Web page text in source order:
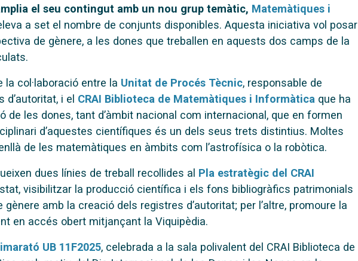
el seu contingut amb un nou grup temàtic, Matemàtiques i
a set el nombre de conjunts disponibles. Aquesta iniciativa vol posar
de gènere, a les dones que treballen en aquests dos camps de la
col·laboració entre la Unitat de Procés Tècnic, responsable de
d’autoritat, i el CRAI Biblioteca de Matemàtiques i Informàtica que ha
de les dones, tant d’àmbit nacional com internacional, que en formen
d’aquestes científiques és un dels seus trets distintius. Moltes
de les matemàtiques en àmbits com l’astrofísica o la robòtica.
dues línies de treball recollides al Pla estratègic del CRAI
visibilitzar la producció científica i els fons bibliogràfics patrimonials
gènere amb la creació dels registres d’autoritat; per l’altre, promoure la
en accés obert mitjançant la Viquipèdia.
UB 11F2025, celebrada a la sala polivalent del CRAI Biblioteca de